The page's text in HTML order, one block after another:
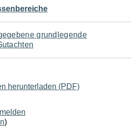
grundlegende
herunterladen (PDF)
)